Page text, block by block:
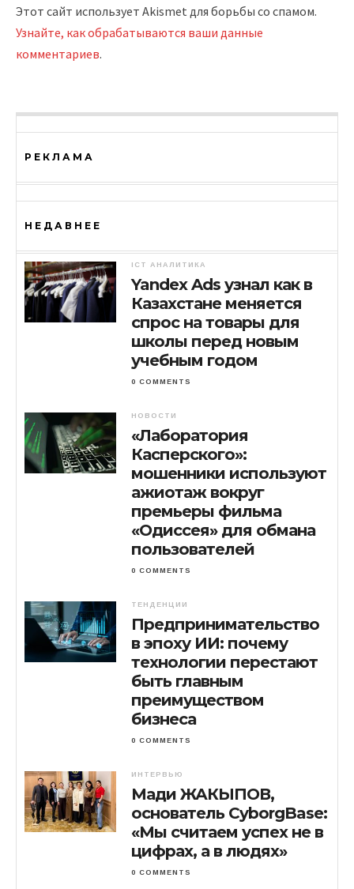
Этот сайт использует Akismet для борьбы со спамом.
Узнайте, как обрабатываются ваши данные
комментариев.
РЕКЛАМА
НЕДАВНЕЕ
ICT АНАЛИТИКА
Yandex Ads узнал как в
Казахстане меняется
спрос на товары для
школы перед новым
учебным годом
0 COMMENTS
НОВОСТИ
«Лаборатория
Касперского»:
мошенники используют
ажиотаж вокруг
премьеры фильма
«Одиссея» для обмана
пользователей
0 COMMENTS
ТЕНДЕНЦИИ
Предпринимательство
в эпоху ИИ: почему
технологии перестают
быть главным
преимуществом
бизнеса
0 COMMENTS
ИНТЕРВЬЮ
Мади ЖАКЫПОВ,
основатель CyborgBase:
«Мы считаем успех не в
цифрах, а в людях»
0 COMMENTS